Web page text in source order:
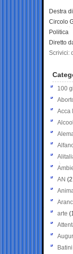
Destra
Circolo
Politica
Diretto
Scrivici:
100
Acca
Alcool
AN
arte
Batini